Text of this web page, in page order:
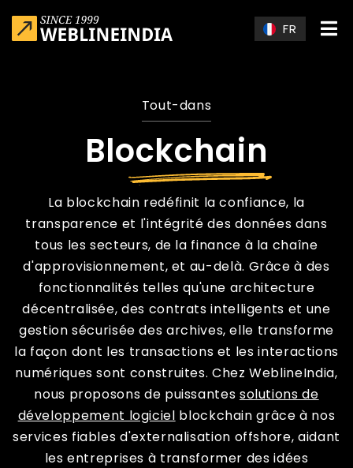
FR
Tout-dans
Blockchain
La blockchain redéfinit la confiance, la
transparence et l'intégrité des données dans
tous les secteurs, de la finance à la chaîne
d'approvisionnement, et au-delà. Grâce à des
fonctionnalités telles qu'une architecture
décentralisée, des contrats intelligents et une
gestion sécurisée des archives, elle transforme
la façon dont les transactions et les interactions
numériques sont construites. Chez WeblineIndia,
nous proposons de puissantes solutions de
développement logiciel blockchain grâce à nos
services fiables d'externalisation offshore, aidant
les entreprises à transformer des idées